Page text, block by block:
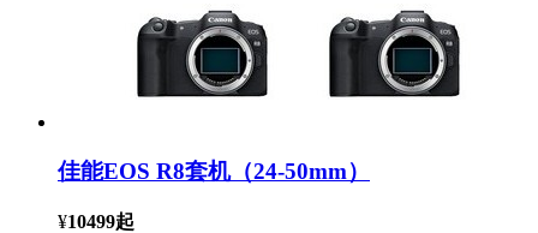
佳能EOS R8套机（24-50mm）
¥10499起